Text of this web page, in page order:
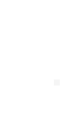
狀況，依本公司即